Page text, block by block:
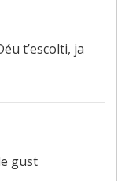
t’escolti, ja
gust